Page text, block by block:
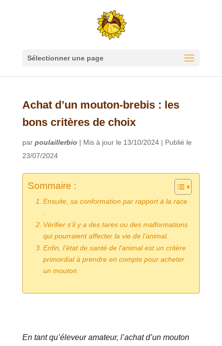
Sélectionner une page
Achat d’un mouton-brebis : les
bons critères de choix
par poulaillerbio | Mis à jour le 13/10/2024 | Publié le
23/07/2024
Sommaire :
Ensuite, sa conformation par rapport à la race
:
Vérifier s’il y a des tares ou des malformations
qui pourraient affecter la vie de l’animal.
Enfin, l’état de santé de l’animal est un critère
primordial à prendre en compte pour acheter
un mouton.
En tant qu’éleveur amateur, l’achat d’un mouton